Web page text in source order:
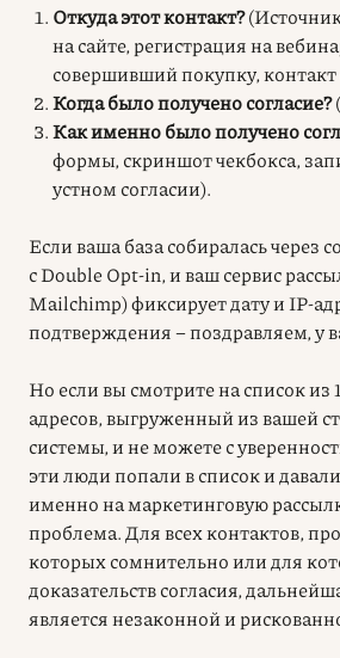
Откуда этот контакт?
на сайте, регистрация на
совершивший покупку, контакт
Когда было получено согласие?
Как именно было получено
формы, скриншот чекбокса,
устном согласии).
Если ваша база собиралась через
с Double Opt-in, и ваш сервис
Mailchimp) фиксирует дату и IP-
подтверждения – поздравляем, у
Но если вы смотрите на список из
адресов, выгруженный из вашей
системы, и не можете с
эти люди попали в список и
именно на маркетинговую
проблема. Для всех контактов,
которых сомнительно или для
доказательств согласия,
является незаконной и